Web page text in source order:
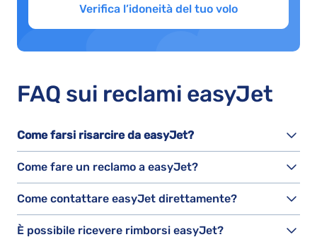
Verifica l’idoneità del tuo volo
FAQ sui reclami easyJet
Come farsi risarcire da easyJet?
Come fare un reclamo a easyJet?
Come contattare easyJet direttamente?
È possibile ricevere rimborsi easyJet?